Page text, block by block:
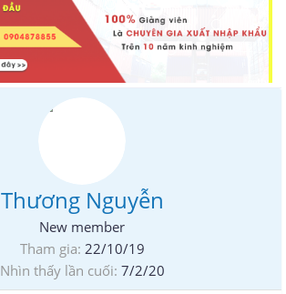
Thương Nguyễn
New member
Tham gia 22/10/19
Nhìn thấy lần cuối 7/2/20